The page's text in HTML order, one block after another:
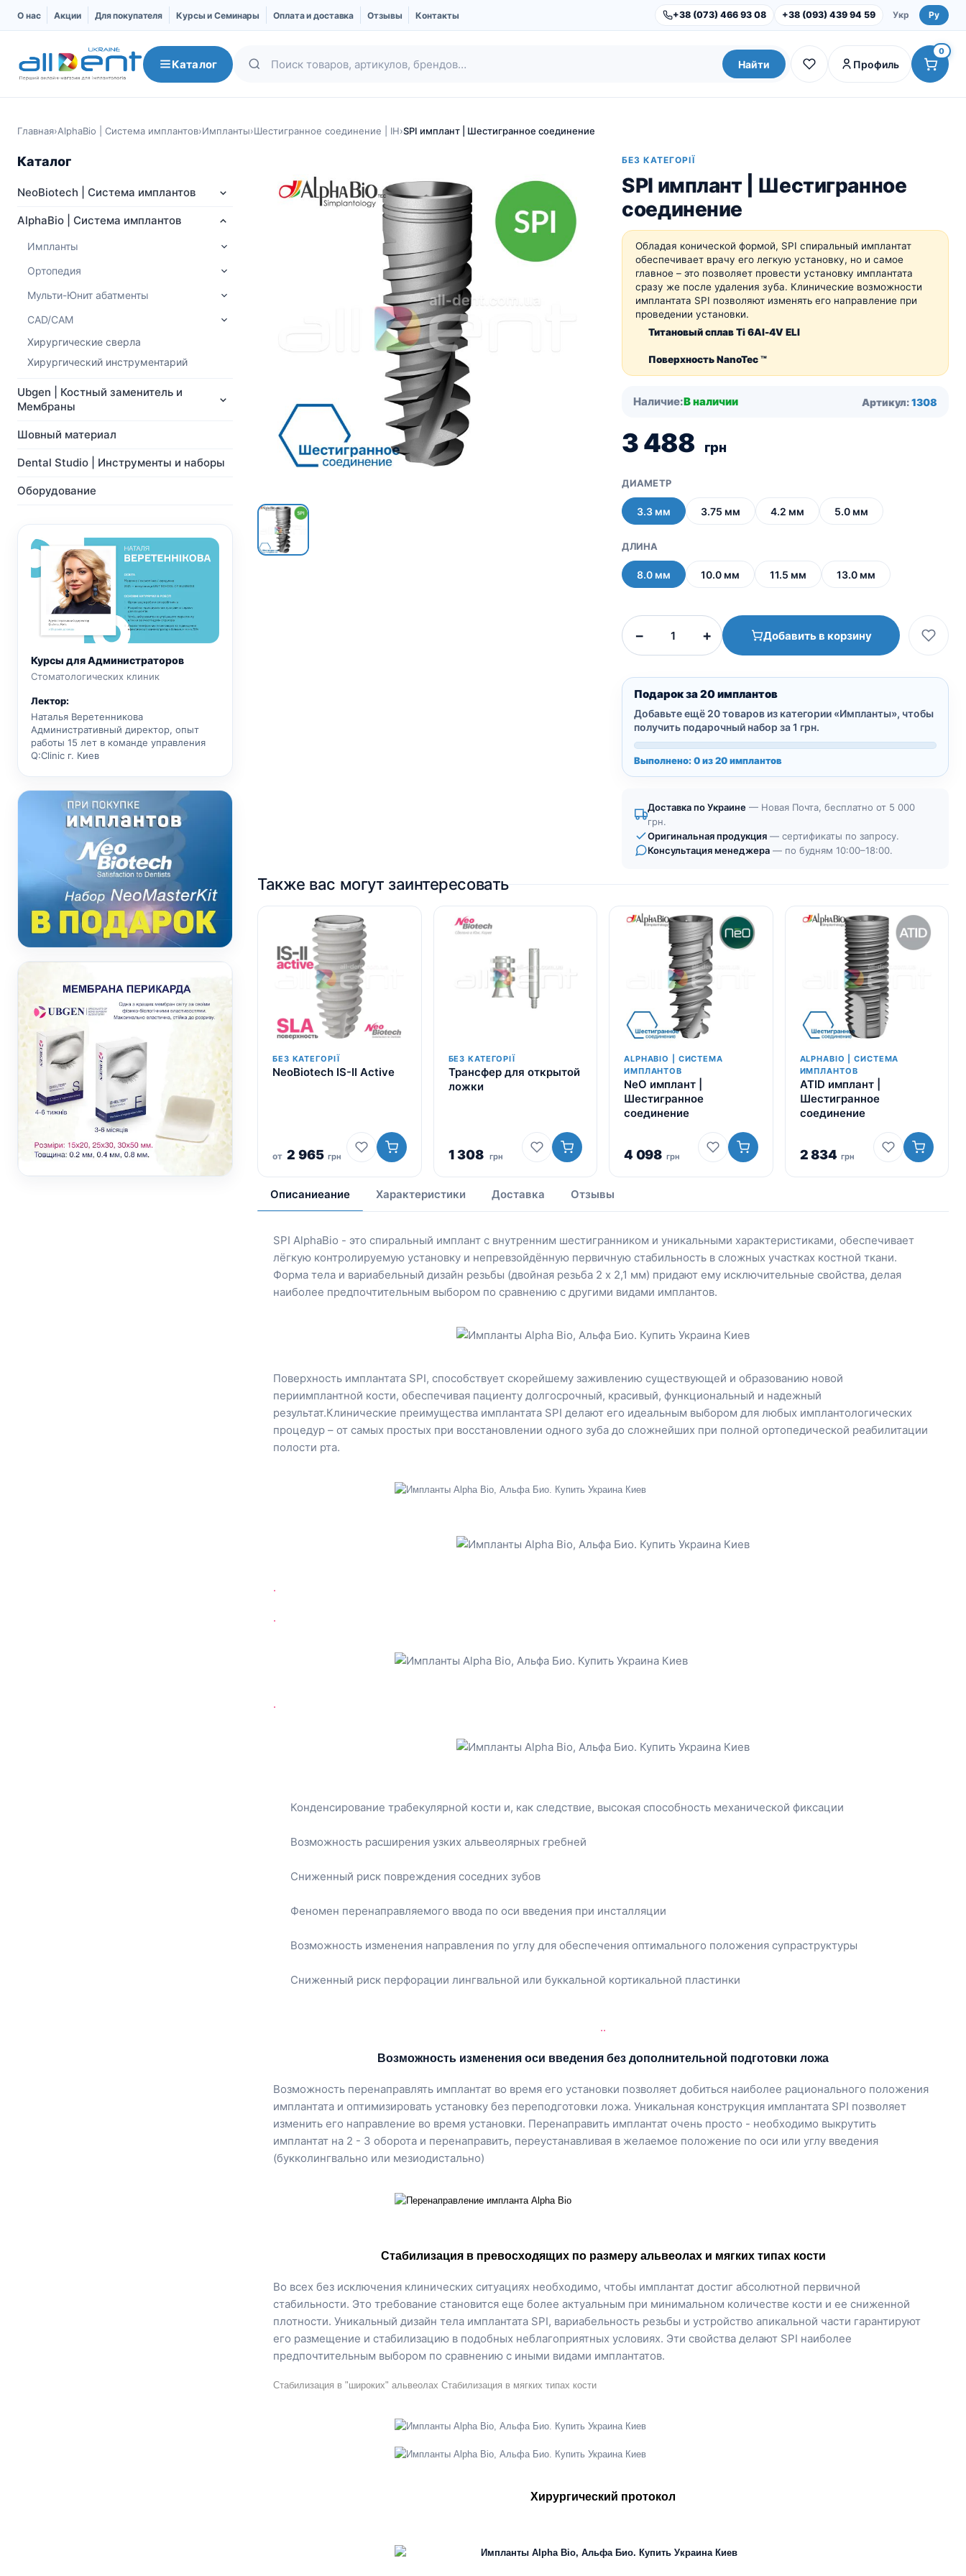
О нас Акции Для покупателя Курсы и Семинары Оплата и доставка Отзывы Контакты +38 (073) 466 93 08 +38 (093) 439 94 59 Укр Ру
Каталог
NeoBiotech | Система
NeoBiotech
Импланты
CAD/CAM
Показать все
AlphaBio | Система
Показать все
Ubgen | Костный
заменитель и
Мембраны
Про компанию UBGEN
Для пациентов
Костный материал RE-
Мембраны SHELTER
Dental Studio |
Инструменты и наборы
Оборудование
Найти Профиль
0
Главная›AlphaBio | Система имплантов›Импланты›Шестигранное соединение | IH›SPI имплант | Шестигранное соединение
Каталог
NeoBiotech | Система имплантов
AlphaBio | Система имплантов
Импланты
Ортопедия
Мульти-Юнит абатменты
CAD/CAM
Хирургические сверла
Хирургический инструментарий
Ubgen | Костный заменитель и
Мембраны
Шовный материал
Dental Studio | Инструменты и наборы
Оборудование
Курсы для Администраторов
Стоматологических клиник
Лектор:
Наталья Веретенникова
Административный директор, опыт
работы 15 лет в команде управления
Q:Clinic г. Киев
БЕЗ КАТЕГОРІЇ
SPI имплант | Шестигранное
соединение
Обладая конической формой, SPI спиральный имплантат
обеспечивает врачу его легкую установку, но и самое
главное – это позволяет провести установку имплантата
сразу же после удаления зуба. Клинические возможности
имплантата SPI позволяют изменять его направление при
проведении установки.
Титановый сплав Ti 6Al-4V ELI
Поверхность NanoTec ™
Наличие:В наличии Артикул:1308
3 488 грн
ДИАМЕТР
3.3 мм 3.75 мм 4.2 мм 5.0 мм
ДЛИНА
8.0 мм 10.0 мм 11.5 мм 13.0 мм
−
Количество
товара
SPI
имплант
|
Шестигранное
соединение
+ Добавить в корзину
Подарок за 20 имплантов
Добавьте ещё 20 товаров из категории «Импланты», чтобы
получить подарочный набор за 1 грн.
Выполнено: 0 из 20 имплантов
Доставка по Украине — Новая Почта, бесплатно от 5 000
грн.
Оригинальная продукция — сертификаты по запросу.
Консультация менеджера — по будням 10:00–18:00.
Также вас могут заинтересовать
БЕЗ КАТЕГОРІЇ
NeoBiotech IS-II Active
от 2 965 грн
БЕЗ КАТЕГОРІЇ
Трансфер для открытой
ложки
1 308 грн
ALPHABIO | СИСТЕМА
ИМПЛАНТОВ
NeO имплант |
Шестигранное
соединение
4 098 грн
ALPHABIO | СИСТЕМА
ИМПЛАНТОВ
ATID имплант |
Шестигранное
соединение
2 834 грн
Описаниеание Характеристики Доставка Отзывы
SPI AlphaBio - это спиральный имплант с внутренним шестигранником и уникальными характеристиками, обеспечивает
лёгкую контролируемую установку и непревзойдённую первичную стабильность в сложных участках костной ткани.
Форма тела и вариабельный дизайн резьбы (двойная резьба 2 х 2,1 мм) придают ему исключительные свойства, делая
наиболее предпочтительным выбором по сравнению с другими видами имплантов.
Поверхность имплантата SPI, способствует скорейшему заживлению существующей и образованию новой
периимплантной кости, обеспечивая пациенту долгосрочный, красивый, функциональный и надежный
результат.Клинические преимущества имплантата SPI делают его идеальным выбором для любых имплантологических
процедур – от самых простых при восстановлении одного зуба до сложнейших при полной ортопедической реабилитации
полости рта.
.
.
.
Конденсирование трабекулярной кости и, как следствие, высокая способность механической фиксации
Возможность расширения узких альвеолярных гребней
Сниженный риск повреждения соседних зубов
Феномен перенаправляемого ввода по оси введения при инсталляции
Возможность изменения направления по углу для обеспечения оптимального положения супраструктуры
Сниженный риск перфорации лингвальной или буккальной кортикальной пластинки
..
Возможность изменения оси введения без дополнительной подготовки ложа
Возможность перенаправлять имплантат во время его установки позволяет добиться наиболее рационального положения
имплантата и оптимизировать установку без переподготовки ложа. Уникальная конструкция имплантата SPI позволяет
изменить его направление во время установки. Перенаправить имплантат очень просто - необходимо выкрутить
имплантат на 2 - 3 оборота и перенаправить, переустанавливая в желаемое положение по оси или углу введения
(букколингвально или мезиодистально)
Стабилизация в превосходящих по размеру альвеолах и мягких типах кости
Во всех без исключения клинических ситуациях необходимо, чтобы имплантат достиг абсолютной первичной
стабильности. Это требование становится еще более актуальным при минимальном количестве кости и ее сниженной
плотности. Уникальный дизайн тела имплантата SPI, вариабельность резьбы и устройство апикальной части гарантируют
его размещение и стабилизацию в подобных неблагоприятных условиях. Эти свойства делают SPI наиболее
предпочтительным выбором по сравнению с иными видами имплантатов.
Стабилизация в "широких" альвеолах Стабилизация в мягких типах кости
Хирургический протокол